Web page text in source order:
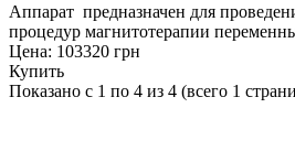
Аппарат предназначен для
процедур магнитотерапии
Цена: 103320 грн
Купить
Показано с 1 по 4 из 4 (всего 1